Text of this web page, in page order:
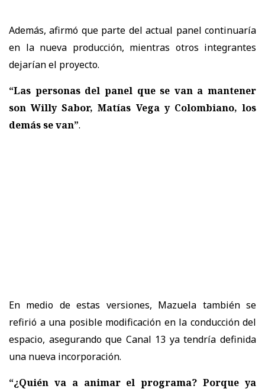
Además, afirmó que parte del actual panel continuaría
en la nueva producción, mientras otros integrantes
dejarían el proyecto.
“Las personas del panel que se van a mantener
son Willy Sabor, Matías Vega y Colombiano, los
demás se van”.
En medio de estas versiones, Mazuela también se
refirió a una posible modificación en la conducción del
espacio, asegurando que Canal 13 ya tendría definida
una nueva incorporación.
“¿Quién va a animar el programa? Porque ya